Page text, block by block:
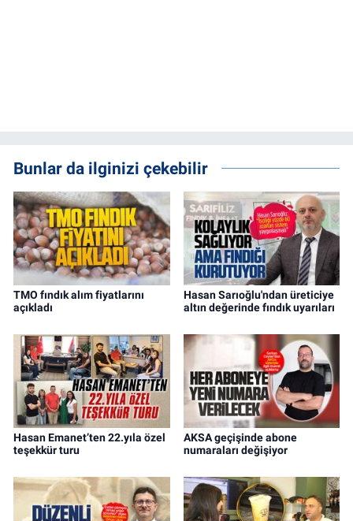
Bunlar da ilginizi çekebilir
TMO fındık alım fiyatlarını
açıkladı
Hasan Sarıoğlu'ndan üreticiye
altın değerinde fındık uyarıları
Hasan Emanet’ten 22.yıla özel
teşekkür turu
AKSA geçişinde abone
numaraları değişiyor